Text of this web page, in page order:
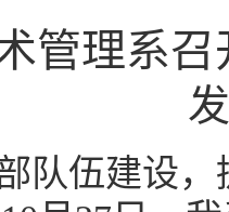
管理系
队伍建设